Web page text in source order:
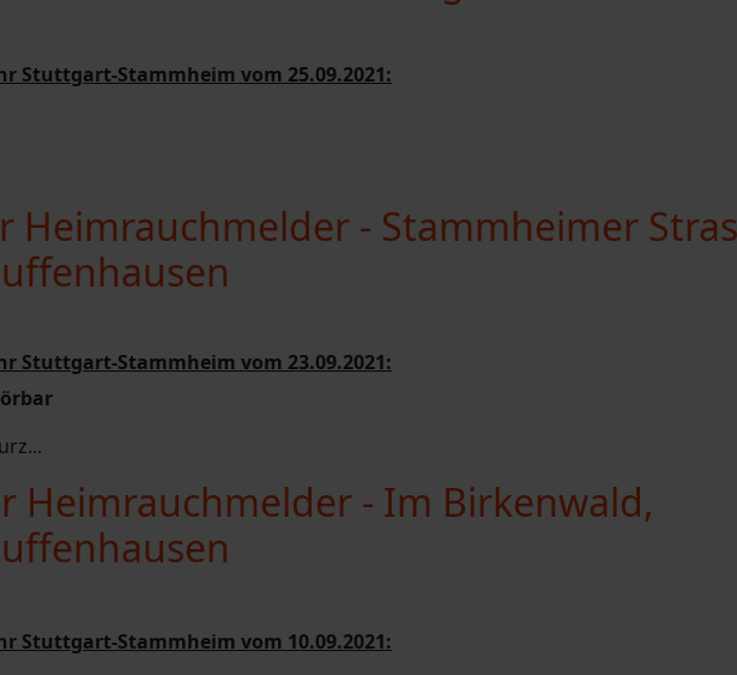
Stuttgart-Stammheim vom 25.09.2021:
Heimrauchmelder - Stammheimer
Stuttgart-Stammheim vom 23.09.2021:
Heimrauchmelder - Im Birkenwald,
Stuttgart-Stammheim vom 10.09.2021: